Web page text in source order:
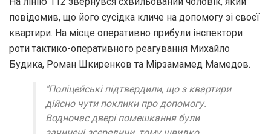
повідомив, що його сусідка кличе на допомогу зі своєї
квартири. На місце оперативно прибули інспектори
роти тактико-оперативного реагування Михайло
Будика, Роман Шкиренков та Мірзамамед Мамедов.
"Поліцейські підтвердили, що з квартири
дійсно чути поклики про допомогу.
Водночас двері помешкання були